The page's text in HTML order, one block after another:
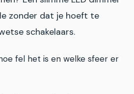
zonder dat je hoeft te
schakelaars.
fel het is en welke sfeer er